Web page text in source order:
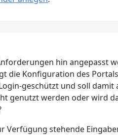
hin angepasst
die Konfiguration des
geschützt und soll damit
genutzt werden oder wird
stehende